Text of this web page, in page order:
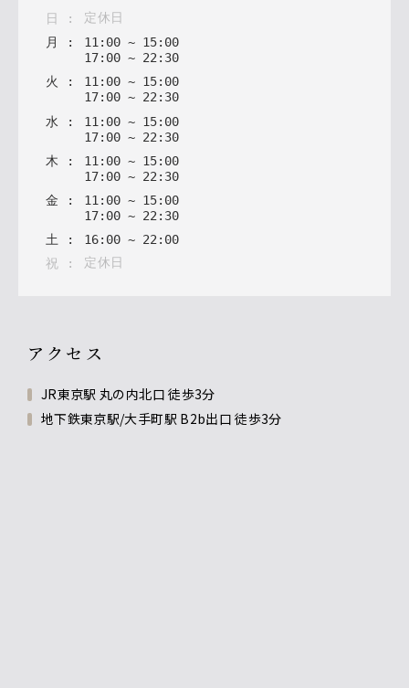
日 :
定休日
月
: 11: 00 ~ 15: 00
17: 00 ~ 22: 30
火
: 11: 00 ~ 15: 00
17: 00 ~ 22: 30
水 : 11 : 00 ~ 15: 00
17: 00 ~ 22 : 30
木 : 11 : 00 ~ 15: 00
17: 00 ~ 22 : 30
金 : 11 : 00 ~ 15: 00
17: 00 ~ 22 : 30
土 : 16: 00 ~ 22 : 00
祝 : 定休日
アクセス
JR東京駅 丸の内北口 徒歩3分
地下鉄東京駅/大手町駅 B2b出口 徒歩3分